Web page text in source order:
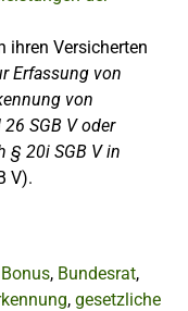
ihren Versicherten
Erfassung von
von
SGB V oder
§ 20i SGB V in
V).
Bonus, Bundesrat,
, gesetzliche